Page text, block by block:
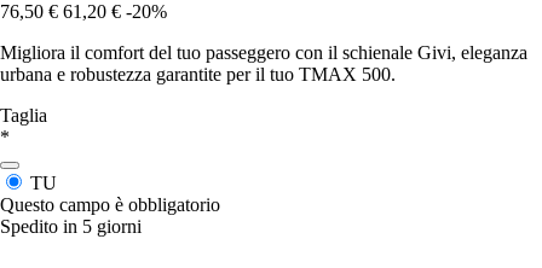
76,50 € 61,20 € -20%
Migliora il comfort del tuo passeggero con il schienale Givi, eleganza
urbana e robustezza garantite per il tuo TMAX 500.
Taglia
*
TU
Questo campo è obbligatorio
Spedito in 5 giorni